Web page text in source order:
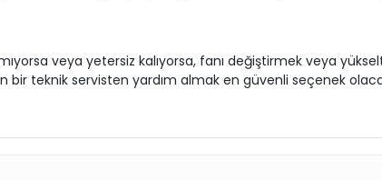
veya yetersiz kalıyorsa, fanı değiştirmek veya
bir teknik servisten yardım almak en güvenli seçenek